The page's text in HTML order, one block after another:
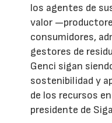
los agentes de
valor
consumidores,
gestores de
Genci sigan
sostenibilidad y
de los recursos
presidente de